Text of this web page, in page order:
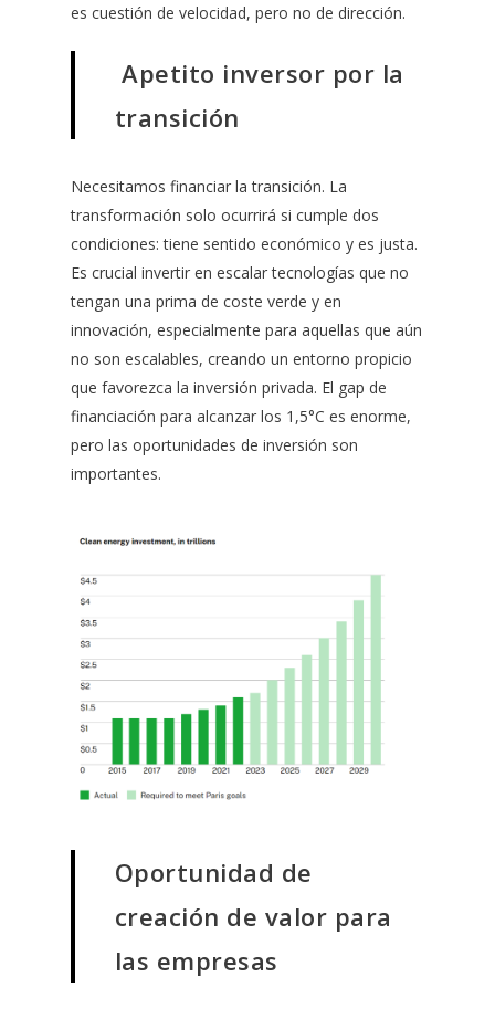
es cuestión de velocidad, pero no de dirección.
Apetito inversor por la
transición
Necesitamos financiar la transición. La
transformación solo ocurrirá si cumple dos
condiciones: tiene sentido económico y es justa.
Es crucial invertir en escalar tecnologías que no
tengan una prima de coste verde y en
innovación, especialmente para aquellas que aún
no son escalables, creando un entorno propicio
que favorezca la inversión privada. El gap de
financiación para alcanzar los 1,5°C es enorme,
pero las oportunidades de inversión son
importantes.
Oportunidad de
creación de valor para
las empresas